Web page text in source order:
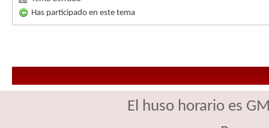
Has participado en este tema
El huso horario es